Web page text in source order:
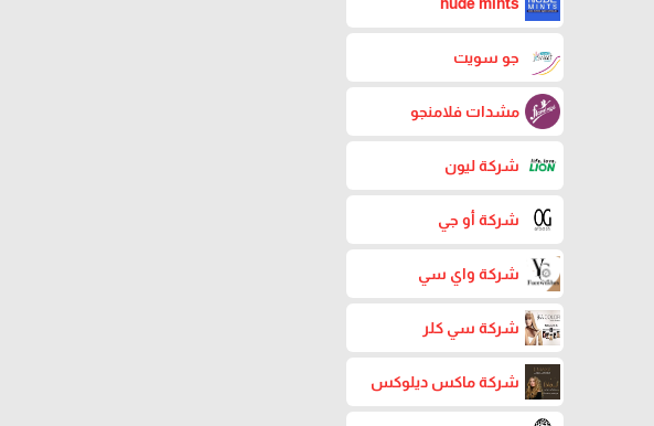
جو سويت
مشدات فلامنجو
شركة ليون
شركة أو جي
شركة واي سي
شركة سي كلر
شركة ماكس ديلوكس